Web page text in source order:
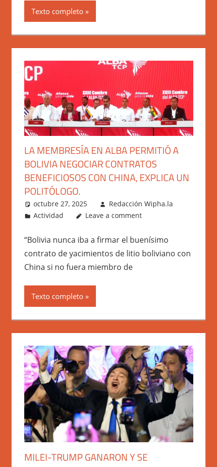
Texto completo
LA MEMBRESÍA EN ALBA PERMITIÓ A
BOLIVIA NEGOCIAR CONTRATOS
BENEFICIOSOS CON CHINA, EXPLICA UN
POLITÓLOGO.
octubre 27, 2025
Redacción Wipha.la
Actividad
Leave a comment
“Bolivia nunca iba a firmar el buenísimo
contrato de yacimientos de litio boliviano con
China si no fuera miembro de
Texto completo
MILEI-TRUMP GANARON Y SE